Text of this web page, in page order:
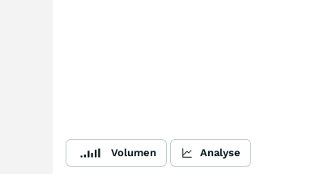
Volumen Analyse